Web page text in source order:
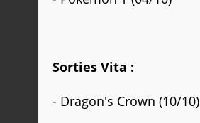
Sorties Vita :
- Dragon's Crown (10/10)